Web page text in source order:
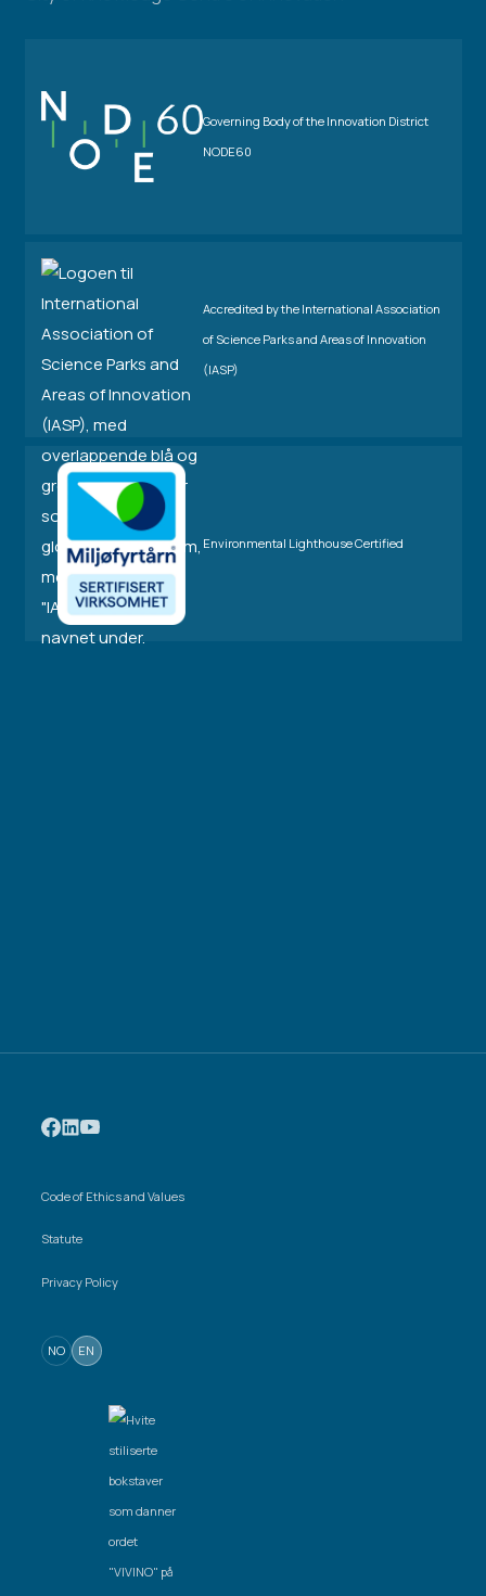
Governing Body of the Innovation District
NODE60
Accredited by the International Association
of Science Parks and Areas of Innovation
(IASP)
Environmental Lighthouse Certified
Code of Ethics and Values
Statute
Privacy Policy
NO EN